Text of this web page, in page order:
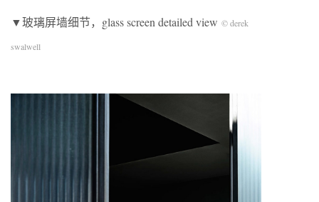
▼玻璃屏墙细节，glass screen detailed view © derek
swalwell